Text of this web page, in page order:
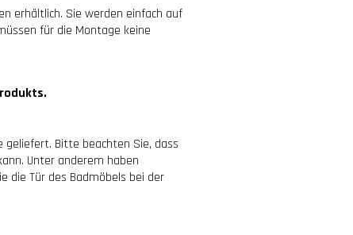
erhältlich. Sie werden einfach auf
für die Montage keine
Bitte beachten Sie, dass
Unter anderem haben
die Tür des Badmöbels bei der